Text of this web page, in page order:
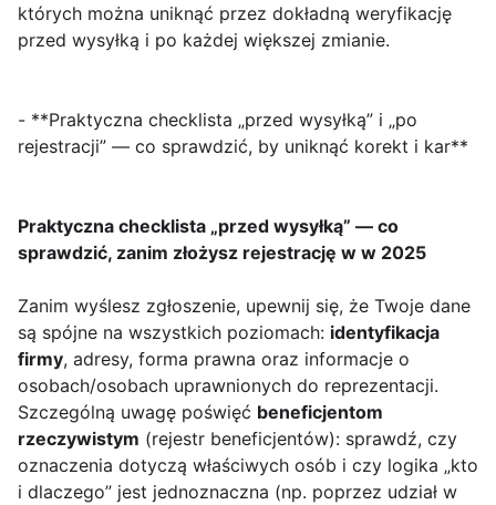
których można uniknąć przez dokładną weryfikację
przed wysyłką i po każdej większej zmianie.
- **Praktyczna checklista „przed wysyłką” i „po
rejestracji” — co sprawdzić, by uniknąć korekt i kar**
Praktyczna checklista „przed wysyłką” — co
sprawdzić, zanim złożysz rejestrację w w 2025
Zanim wyślesz zgłoszenie, upewnij się, że Twoje dane
są spójne na wszystkich poziomach: identyfikacja
firmy, adresy, forma prawna oraz informacje o
osobach/osobach uprawnionych do reprezentacji.
Szczególną uwagę poświęć beneficjentom
rzeczywistym (rejestr beneficjentów): sprawdź, czy
oznaczenia dotyczą właściwych osób i czy logika „kto
i dlaczego” jest jednoznaczna (np. poprzez udział w